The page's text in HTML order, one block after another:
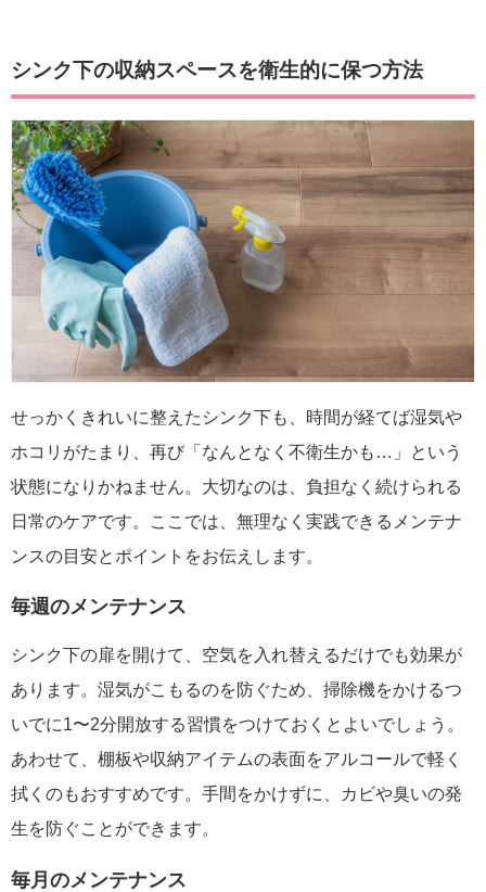
シンク下の収納スペースを衛生的に保つ方法
せっかくきれいに整えたシンク下も、時間が経てば湿気や
ホコリがたまり、再び「なんとなく不衛生かも…」という
状態になりかねません。大切なのは、負担なく続けられる
日常のケアです。ここでは、無理なく実践できるメンテナ
ンスの目安とポイントをお伝えします。
毎週のメンテナンス
シンク下の扉を開けて、空気を入れ替えるだけでも効果が
あります。湿気がこもるのを防ぐため、掃除機をかけるつ
いでに1〜2分開放する習慣をつけておくとよいでしょう。
あわせて、棚板や収納アイテムの表面をアルコールで軽く
拭くのもおすすめです。手間をかけずに、カビや臭いの発
生を防ぐことができます。
毎月のメンテナンス